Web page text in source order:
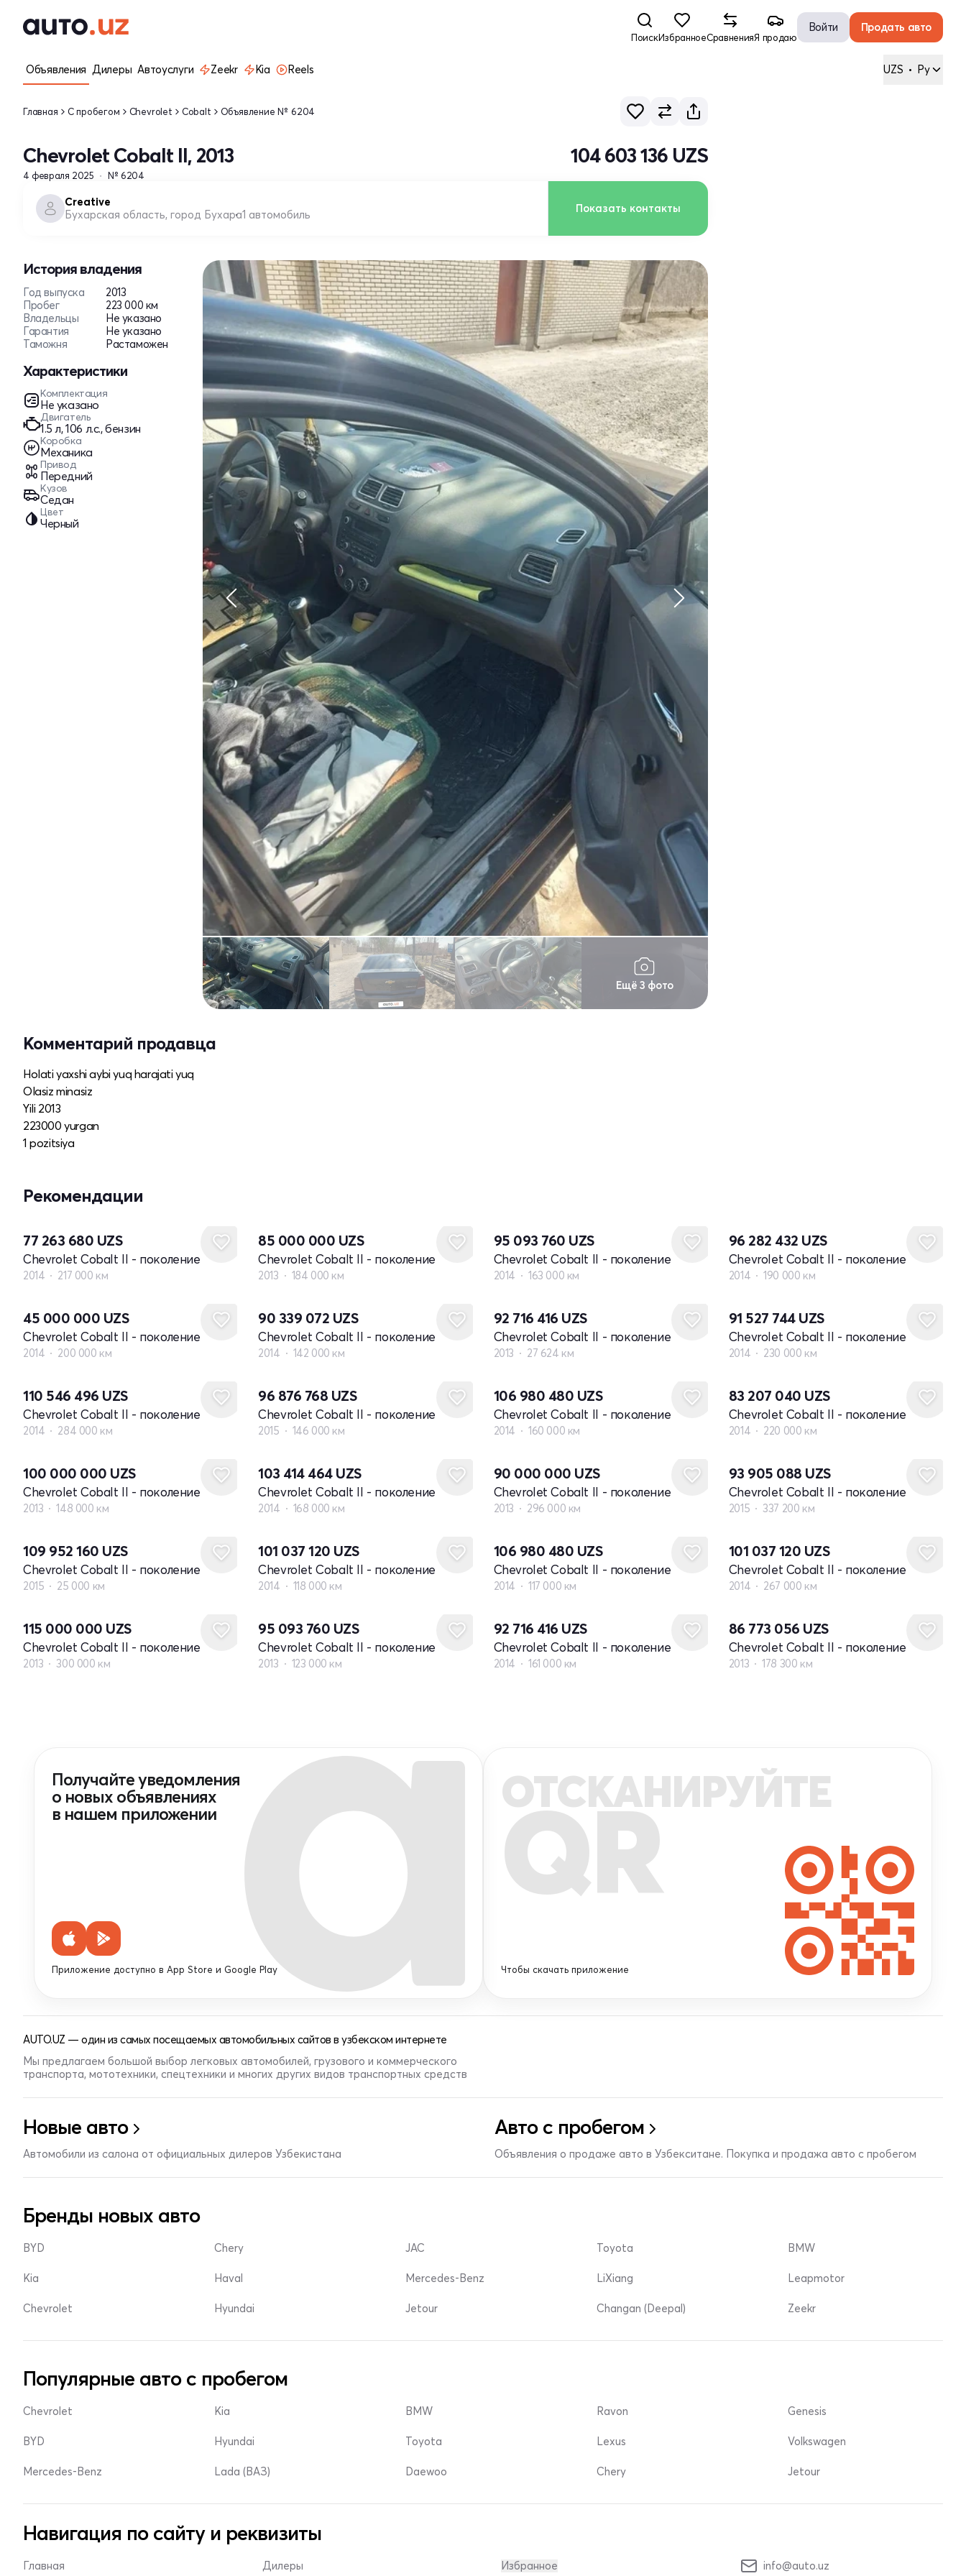
ПоискИзбранноеСравненияЯ продаю
Войти Продать авто
Объявления Дилеры Автоуслуги Zeekr Kia Reels UZS • Ру
Главная С пробегом Chevrolet Cobalt Объявление № 6204
Chevrolet Cobalt II, 2013
4 февраля 2025 № 6204
104 603 136 UZS
Creative
Бухарская область, город Бухара1 автомобиль Показать контакты
История владения
Год выпуска
2013
Пробег
223 000 км
Владельцы
Не указано
Гарантия
Не указано
Таможня
Растаможен
Характеристики
Комплектация
Не указано
Двигатель
1.5 л, 106 л.с., бензин
Коробка
Механика
Привод
Передний
Кузов
Седан
Цвет
Черный
Ещё 3 фото
Комментарий продавца
Holati yaxshi aybi yuq harajati yuq
Olasiz minasiz
Yili 2013
223000 yurgan
1 pozitsiya
Рекомендации
77 263 680 UZS
Chevrolet Cobalt II - поколение
2014 217 000 км
85 000 000 UZS
Chevrolet Cobalt II - поколение
2013 184 000 км
95 093 760 UZS
Chevrolet Cobalt II - поколение
2014 163 000 км
96 282 432 UZS
Chevrolet Cobalt II - поколение
2014 190 000 км
45 000 000 UZS
Chevrolet Cobalt II - поколение
2014 200 000 км
90 339 072 UZS
Chevrolet Cobalt II - поколение
2014 142 000 км
92 716 416 UZS
Chevrolet Cobalt II - поколение
2013 27 624 км
91 527 744 UZS
Chevrolet Cobalt II - поколение
2014 230 000 км
110 546 496 UZS
Chevrolet Cobalt II - поколение
2014 284 000 км
96 876 768 UZS
Chevrolet Cobalt II - поколение
2015 146 000 км
106 980 480 UZS
Chevrolet Cobalt II - поколение
2014 160 000 км
83 207 040 UZS
Chevrolet Cobalt II - поколение
2014 220 000 км
100 000 000 UZS
Chevrolet Cobalt II - поколение
2013 148 000 км
103 414 464 UZS
Chevrolet Cobalt II - поколение
2014 168 000 км
90 000 000 UZS
Chevrolet Cobalt II - поколение
2013 296 000 км
93 905 088 UZS
Chevrolet Cobalt II - поколение
2015 337 200 км
109 952 160 UZS
Chevrolet Cobalt II - поколение
2015 25 000 км
101 037 120 UZS
Chevrolet Cobalt II - поколение
2014 118 000 км
106 980 480 UZS
Chevrolet Cobalt II - поколение
2014 117 000 км
101 037 120 UZS
Chevrolet Cobalt II - поколение
2014 267 000 км
115 000 000 UZS
Chevrolet Cobalt II - поколение
2013 300 000 км
95 093 760 UZS
Chevrolet Cobalt II - поколение
2013 123 000 км
92 716 416 UZS
Chevrolet Cobalt II - поколение
2014 161 000 км
86 773 056 UZS
Chevrolet Cobalt II - поколение
2013 178 300 км
Получайте уведомления
о новых объявлениях
в нашем приложении
Приложение доступно в App Store и Google Play
ОТСКАНИРУЙТЕ
QR
Чтобы скачать приложение
AUTO.UZ — один из самых посещаемых автомобильных сайтов в узбекском интернете
Мы предлагаем большой выбор легковых автомобилей, грузового и коммерческого
транспорта, мототехники, спецтехники и многих других видов транспортных средств
Новые авто
Автомобили из салона от официальных дилеров Узбекистана
Авто с пробегом
Объявления о продаже авто в Узбекситане. Покупка и продажа авто с пробегом
Бренды новых авто
BYD
Kia
Chevrolet
Chery
Haval
Hyundai
JAC
Mercedes-Benz
Jetour
Toyota
LiXiang
Changan (Deepal)
BMW
Leapmotor
Zeekr
Популярные авто с пробегом
Chevrolet
BYD
Mercedes-Benz
Kia
Hyundai
Lada (ВАЗ)
BMW
Toyota
Daewoo
Ravon
Lexus
Chery
Genesis
Volkswagen
Jetour
Навигация по сайту и реквизиты
Главная Дилеры Избранное info@auto.uz